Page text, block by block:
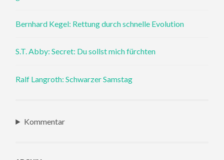
Bernhard Kegel: Rettung durch schnelle Evolution
S.T. Abby: Secret: Du sollst mich fürchten
Ralf Langroth: Schwarzer Samstag
Kommentar